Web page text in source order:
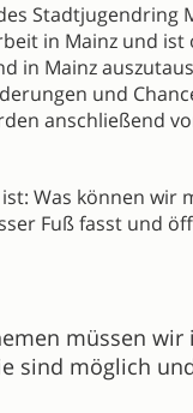
Stadtjugendring
in Mainz und
in Mainz
und
anschließend
Was können
Fuß fasst und
müssen
sind möglich